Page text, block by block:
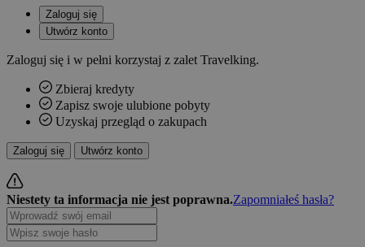
Zaloguj się
Utwórz konto
Zaloguj się i w pełni korzystaj z zalet Travelking.
Zbieraj kredyty
Zapisz swoje ulubione pobyty
Uzyskaj przegląd o zakupach
Zaloguj się Utwórz konto
Niestety ta informacja nie jest poprawna.Zapomniałeś hasła?